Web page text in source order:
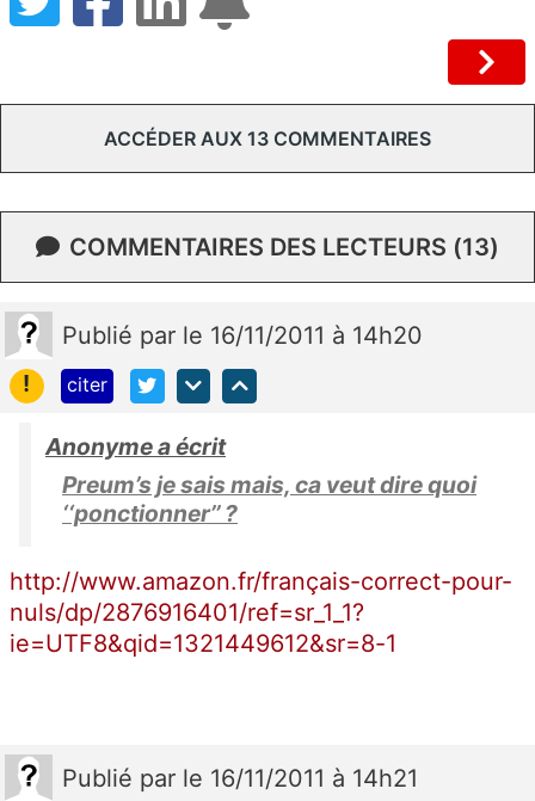
ACCÉDER AUX 13 COMMENTAIRES
COMMENTAIRES DES LECTEURS (13)
Publié par le 16/11/2011 à 14h20
!
citer
Anonyme a écrit
Preum’s je sais mais, ca veut dire quoi
‘‘ponctionner’’ ?
http://www.amazon.fr/français-correct-pour-
nuls/dp/2876916401/ref=sr_1_1?
ie=UTF8&qid=1321449612&sr=8-1
Publié par le 16/11/2011 à 14h21